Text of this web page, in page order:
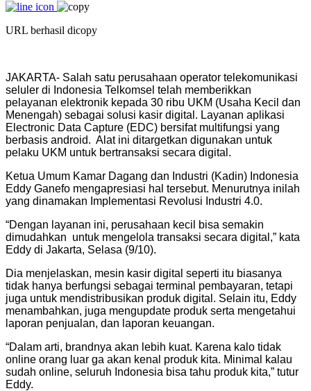
URL berhasil dicopy
JAKARTA- Salah satu perusahaan operator telekomunikasi
seluler di Indonesia Telkomsel telah memberikkan
pelayanan elektronik kepada 30 ribu UKM (Usaha Kecil dan
Menengah) sebagai solusi kasir digital. Layanan aplikasi
Electronic Data Capture (EDC) bersifat multifungsi yang
berbasis android. Alat ini ditargetkan digunakan untuk
pelaku UKM untuk bertransaksi secara digital.
Ketua Umum Kamar Dagang dan Industri (Kadin) Indonesia
Eddy Ganefo mengapresiasi hal tersebut. Menurutnya inilah
yang dinamakan Implementasi Revolusi Industri 4.0.
“Dengan layanan ini, perusahaan kecil bisa semakin
dimudahkan untuk mengelola transaksi secara digital,” kata
Eddy di Jakarta, Selasa (9/10).
Dia menjelaskan, mesin kasir digital seperti itu biasanya
tidak hanya berfungsi sebagai terminal pembayaran, tetapi
juga untuk mendistribusikan produk digital. Selain itu, Eddy
menambahkan, juga mengupdate produk serta mengetahui
laporan penjualan, dan laporan keuangan.
“Dalam arti, brandnya akan lebih kuat. Karena kalo tidak
online orang luar ga akan kenal produk kita. Minimal kalau
sudah online, seluruh Indonesia bisa tahu produk kita,” tutur
Eddy.